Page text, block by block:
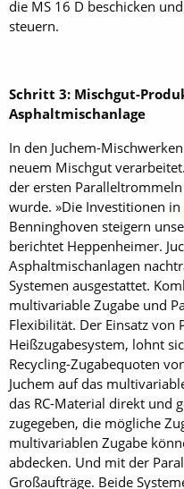
die MS 16 D beschicken
steuern.
Schritt 3: Mischgut-
Asphaltmischanlage
In den Juchem-
neuem Mischgut
der ersten
wurde. »Die Investitionen in
Benninghoven steigern
berichtet Heppenheimer.
Asphaltmischanlagen
Systemen ausgestattet.
multivariable Zugabe und
Flexibilität. Der Einsatz von
Heißzugabesystem, lohnt
Recycling-Zugabequoten
Juchem auf das
das RC-Material direkt und
zugegeben, die mögliche
multivariablen Zugabe
abdecken. Und mit der
Großaufträge. Beide